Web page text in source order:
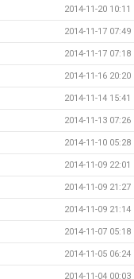
2014-11-20 10:11
2014-11-17 07:49
2014-11-17 07:18
2014-11-16 20:20
2014-11-14 15:41
2014-11-13 07:26
2014-11-10 05:28
2014-11-09 22:01
2014-11-09 21:27
2014-11-09 21:14
2014-11-07 05:18
2014-11-05 06:24
2014-11-04 00:03